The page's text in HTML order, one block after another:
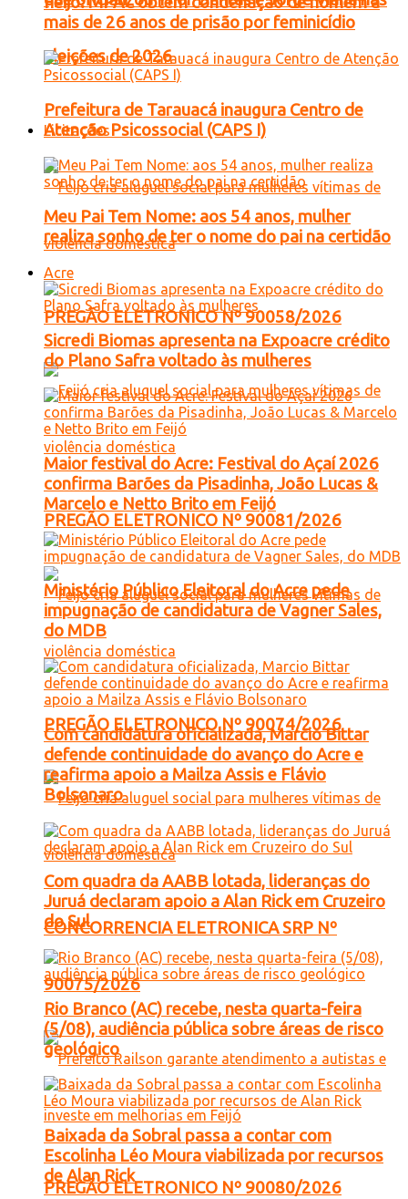
eleições de 2026
Licitações
PREGÃO ELETRONICO Nº 90058/2026
PREGÃO ELETRONICO Nº 90081/2026
PREGÃO ELETRONICO Nº 90074/2026
CONCORRENCIA ELETRONICA SRP Nº
90075/2026
PREGÃO ELETRONICO Nº 90080/2026
mais de 26 anos de prisão por feminicídio
Prefeitura de Tarauacá inaugura Centro de
Atenção Psicossocial (CAPS I)
Meu Pai Tem Nome: aos 54 anos, mulher
realiza sonho de ter o nome do pai na certidão
Acre
Sicredi Biomas apresenta na Expoacre crédito
do Plano Safra voltado às mulheres
Maior festival do Acre: Festival do Açaí 2026
confirma Barões da Pisadinha, João Lucas &
Marcelo e Netto Brito em Feijó
Ministério Público Eleitoral do Acre pede
impugnação de candidatura de Vagner Sales,
do MDB
Com candidatura oficializada, Marcio Bittar
defende continuidade do avanço do Acre e
reafirma apoio a Mailza Assis e Flávio
Bolsonaro
Com quadra da AABB lotada, lideranças do
Juruá declaram apoio a Alan Rick em Cruzeiro
do Sul
Rio Branco (AC) recebe, nesta quarta-feira
(5/08), audiência pública sobre áreas de risco
geológico
Baixada da Sobral passa a contar com
Escolinha Léo Moura viabilizada por recursos
de Alan Rick